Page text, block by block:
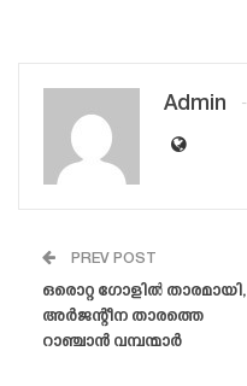
Admin
PREV POST
ഒരൊറ്റ ഗോളിൽ താരമായി,
അർജന്റീന താരത്തെ
റാഞ്ചാൻ വമ്പന്മാർ